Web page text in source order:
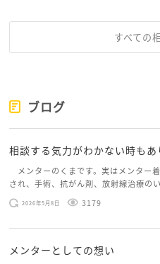
すべての
ブログ
相談する気力がわかない時も
メンターのくまです。実はメンター
され、手術、抗がん剤、放射線治療の
スを体験していて、しばらくメンター
いませんでした。体力だけでなく、気力
2026年5月8日 3179
メンターとしての想い